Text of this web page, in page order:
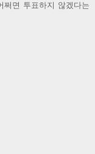
면 투표하지 않겠다는